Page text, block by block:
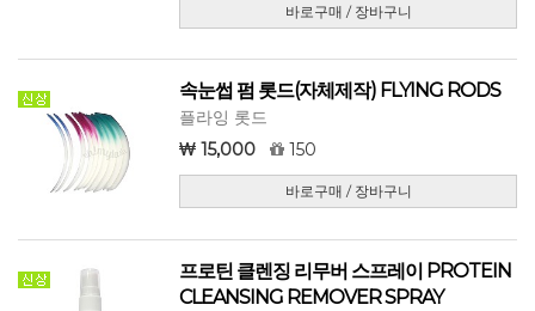
바로구매 / 장바구니
속눈썹 펌 롯드(자체제작) FLYING RODS
플라잉 롯드
15,000
150
바로구매 / 장바구니
프로틴 클렌징 리무버 스프레이 PROTEIN
CLEANSING REMOVER SPRAY